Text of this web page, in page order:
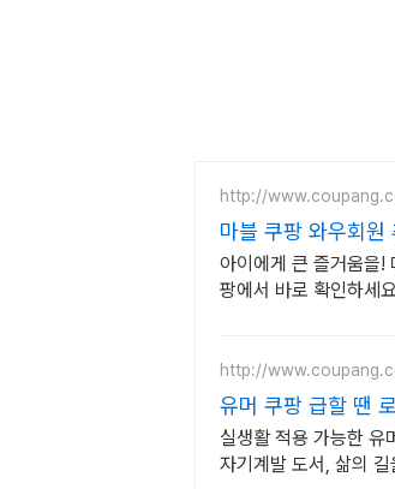
http://
마블 쿠팡 와우회
아이에게 큰 즐거움을!
팡에서 바로 확인하세
http://
유머 쿠팡 급할 땐
실생활 적용 가능한 유
자기계발 도서, 삶의